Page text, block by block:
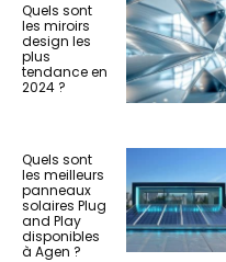
Quels sont
les miroirs
design les
plus
tendance en
2024 ?
Quels sont
les meilleurs
panneaux
solaires Plug
and Play
disponibles
à Agen ?